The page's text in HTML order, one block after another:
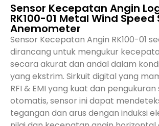
Sensor Kecepatan Angin
RK100-01 Metal Wind Speed
Anemometer
Sensor Kecepatan Angin RK100-01
dirancang untuk mengukur
secara akurat dan andal dalam
yang ekstrim. Sirkuit digital yang
RFI & EMI yang kuat dan
otomatis, sensor ini dapat
tegangan dan arus dengan induksi